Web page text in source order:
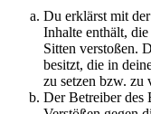
Du erklärst mit
Inhalte enthält,
Sitten verstoßen.
besitzt, die in
zu setzen bzw. zu
Der Betreiber des